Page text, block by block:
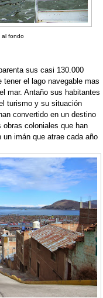
al fondo
sus casi 130.000
el lago navegable mas
mar. Antaño sus habitantes
turismo y su situación
convertido en un destino
coloniales que han
imán que atrae cada año